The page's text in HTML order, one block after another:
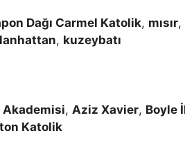
Dağı Carmel Katolik, mısır,
, kuzeybatı
Akademisi, Aziz Xavier, Boyle
Katolik